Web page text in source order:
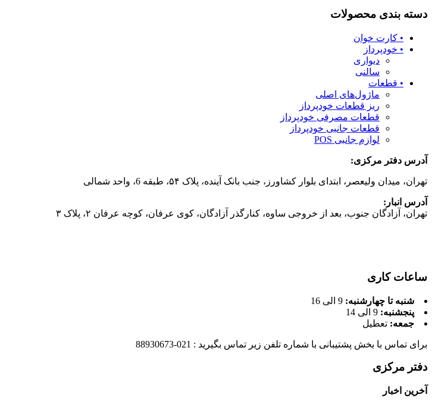
دسته بندی محصولات
• کارت خوان
• خودپرداز
دیواری
سالنی
• قطعات
ماژول‌های اصلی
ریز قطعات خودپرداز
قطعات مصرفی خودپرداز
قطعات جانبی خودپرداز
لوازم جانبی POS
آدرس دفتر مركزی:
تهران، میدان ولیعصر، ابتدای بلوار کشاورز، جنب بانک آینده، پلاک ۵۴، طبقه 6، واحد شمالی
آدرس انبار:
تهران، آزادگان جنوب، بعد از خروجی ساوه، کنارگذر آزادگان، کوی عرفان، کوچه عرفان ۲، پلاک ۳
ساعات کاری
شنبه تا چهارشنبه: 9 الی 16
پنجشنبه: 9 الی 14
جمعه: تعطیل
برای تماس با بخش پشتیبانی با شماره تلفن زیر تماس بگیرید : 021-88930673
دفتر مرکزی
آخرین اخبار